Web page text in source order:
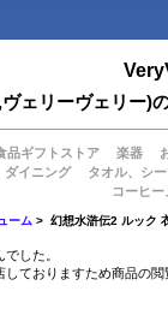
ェリーヴェリー)
品ギフトストア 楽器
ダイニング
タオル、シ
コーヒ
ーム > 幻想水滸伝2 ルック
した。
しておりますため商品の